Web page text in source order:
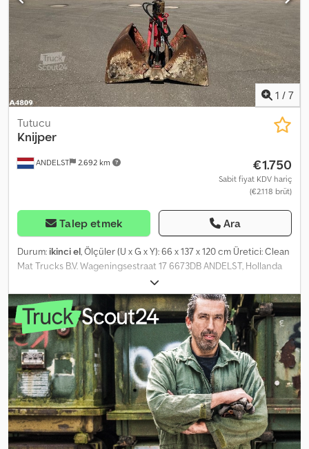
1 / 7
ANDELST 2.692 km
Tutucu
Knijper
€1.750
Sabit fiyat KDV hariç
(€2.118 brüt)
Talep etmek Ara
Durum: ikinci el, Ölçüler (U x G x Y): 66 x 137 x 120 cm Üretici: Clean
Mat Trucks B.V. Wageningsestraat 17 6673DB ANDELST, Hollanda